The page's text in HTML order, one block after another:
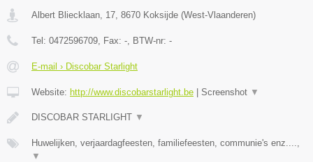
Albert Bliecklaan, 17, 8670 Koksijde (West-Vlaanderen)
Tel: 0472596709, Fax: -, BTW-nr: -
E-mail › Discobar Starlight
Website: http://www.discobarstarlight.be Screenshot ▼
DISCOBAR STARLIGHT ▼
Huwelijken, verjaardagfeesten, familiefeesten, communie's enz....,
▼